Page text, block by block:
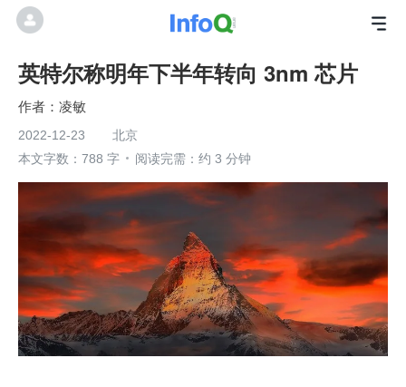
英特尔称明年下半年转向 3nm 芯片
凌敏
2022-12-23
北京
本文字数：788 字
阅读完需：约 3 分钟